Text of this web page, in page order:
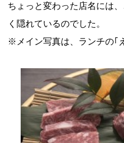
ちょっと変わった店名には
く隠れているのでした。
※メイン写真は、ランチの｢